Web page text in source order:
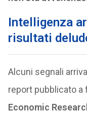
Intelligenza
risultati
Alcuni segnali
report pubblicato a
Economic